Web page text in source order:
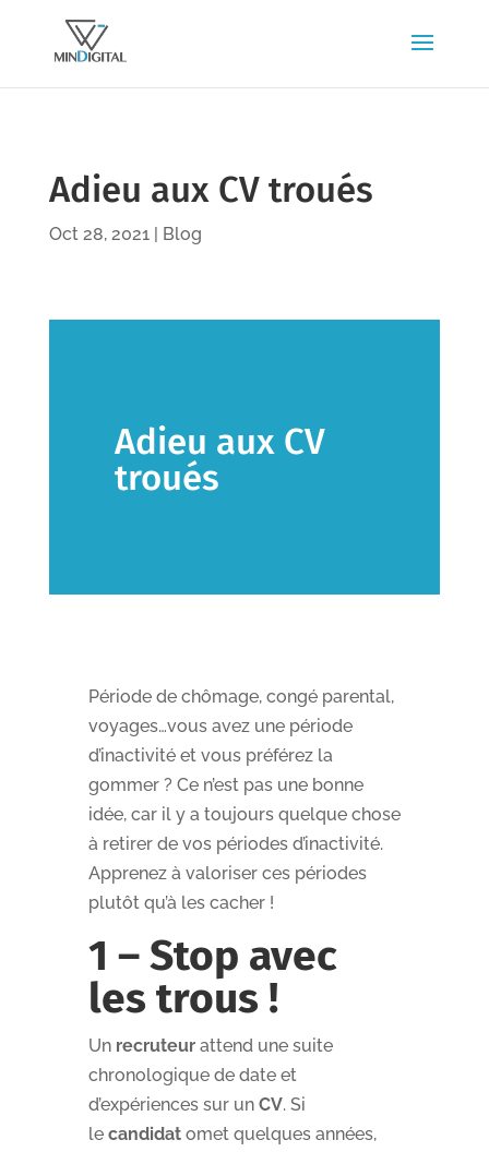
Adieu aux CV troués
Oct 28, 2021| Blog
Adieu aux CV
troués
Période de chômage, congé parental,
voyages…vous avez une période
d’inactivité et vous préférez la
gommer ? Ce n’est pas une bonne
idée, car il y a toujours quelque chose
à retirer de vos périodes d’inactivité.
Apprenez à valoriser ces périodes
plutôt qu’à les cacher !
1 – Stop avec
les trous !
Un recruteur attend une suite
chronologique de date et
d’expériences sur un CV. Si
le candidatomet quelques années,